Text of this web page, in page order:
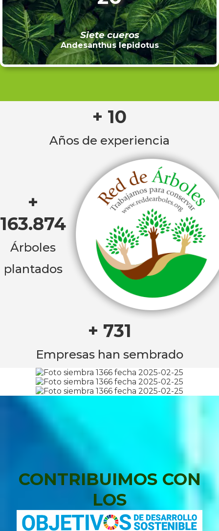
Siete cueros
Andesanthus lepidotus
+ 10
Años de experiencia
+
163.874
Árboles
plantados
+ 731
Empresas han sembrado
CONTRIBUIMOS CON
LOS